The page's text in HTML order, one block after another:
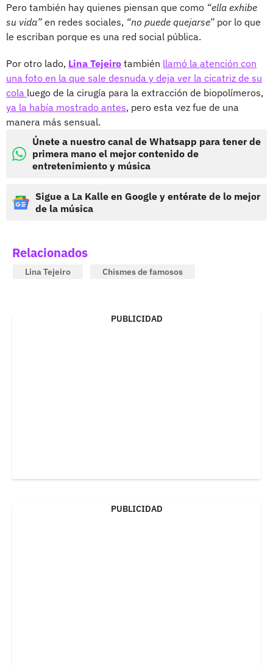
Pero también hay quienes piensan que como “ella exhibe
su vida” en redes sociales, “no puede quejarse” por lo que
le escriban porque es una red social pública.
Por otro lado, Lina Tejeiro también llamó la atención con
una foto en la que sale desnuda y deja ver la cicatriz de su
cola luego de la cirugía para la extracción de biopolímeros,
ya la había mostrado antes, pero esta vez fue de una
manera más sensual.
Únete a nuestro canal de Whatsapp para tener de
primera mano el mejor contenido de
entretenimiento y música
Sigue a La Kalle en Google y entérate de lo mejor
de la música
Relacionados
Lina Tejeiro Chismes de famosos
PUBLICIDAD
PUBLICIDAD